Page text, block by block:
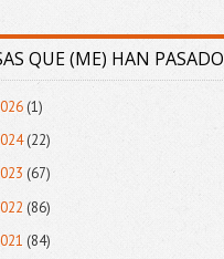
QUE (ME) HAN PASADO
(1)
(22)
(67)
(86)
(84)